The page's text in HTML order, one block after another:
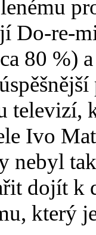
Do-re-
80 %)
televizí,
Ivo
nebyl
dojít k
který